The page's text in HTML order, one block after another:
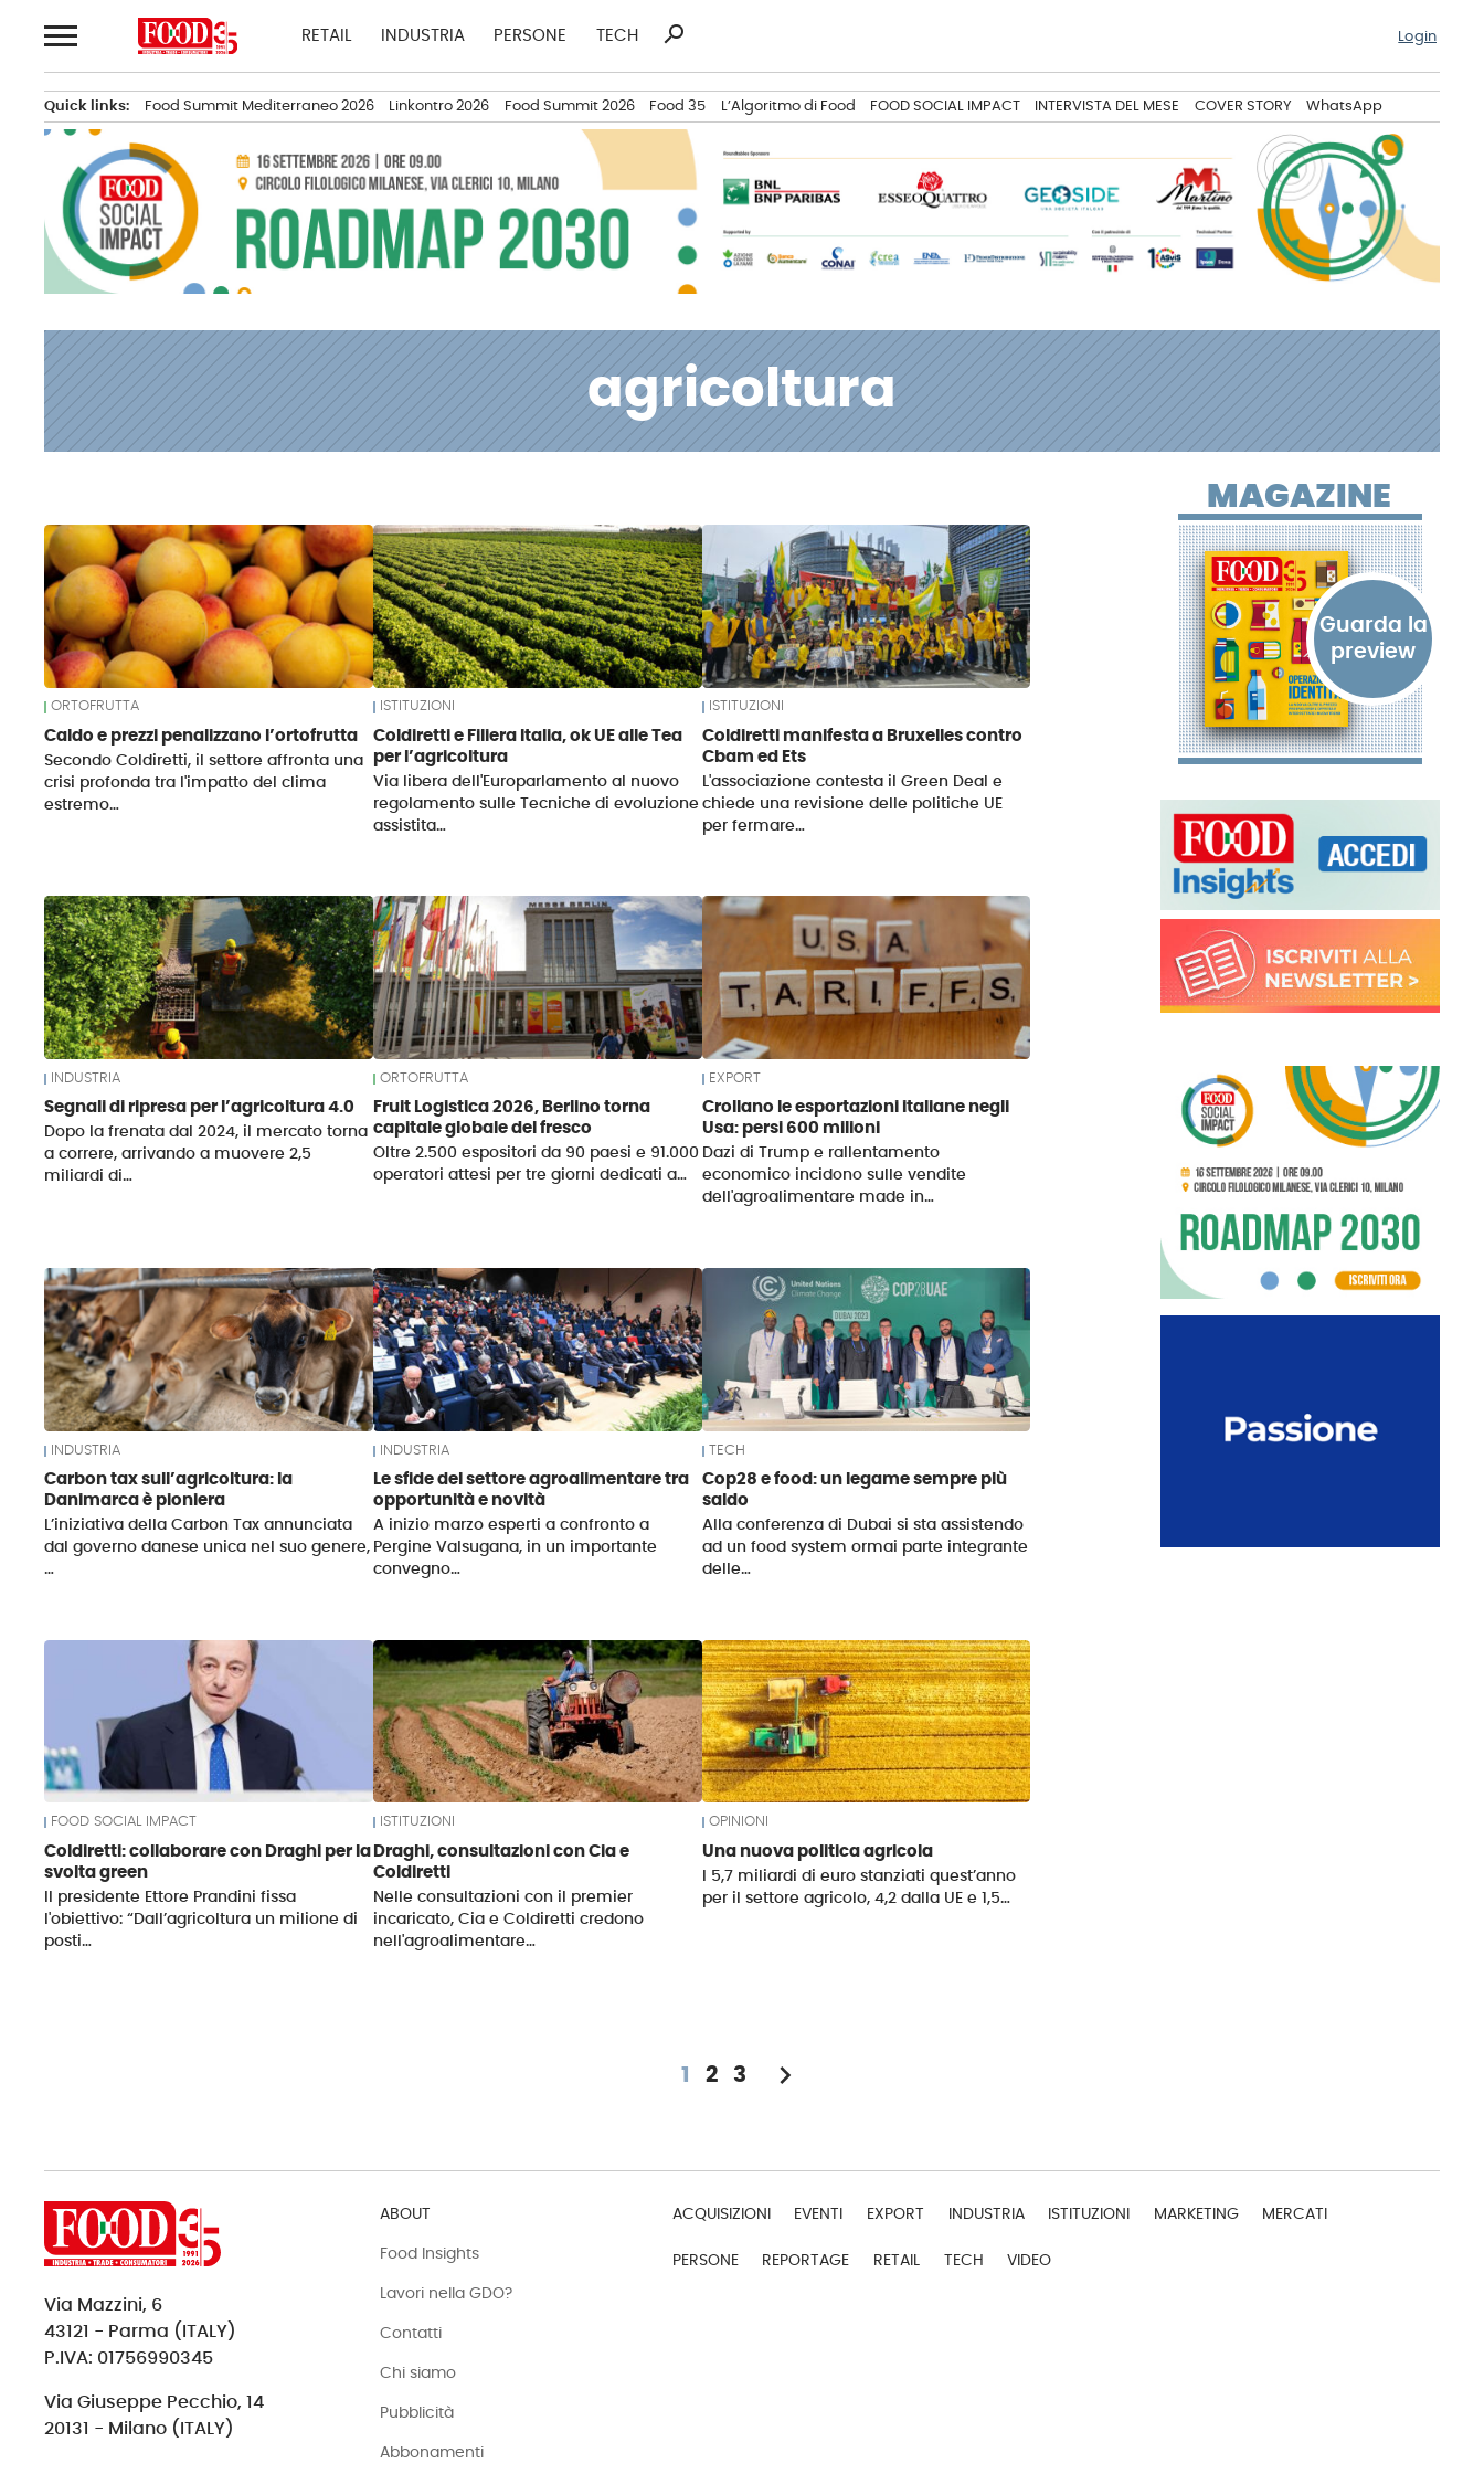
al
RETAIL INDUSTRIA PERSONE TECH
Ricerca
search Login
Quick links: Food Summit Mediterraneo 2026 Linkontro 2026 Food Summit 2026 Food 35 L’Algoritmo di Food FOOD SOCIAL IMPACT INTERVISTA DEL MESE COVER STORY WhatsApp
agricoltura
News
ORTOFRUTTA
Caldo e prezzi penalizzano l’ortofrutta
Secondo Coldiretti, il settore affronta una
crisi profonda tra l'impatto del clima
estremo…
ISTITUZIONI
Coldiretti e Filiera Italia, ok UE alle Tea
per l’agricoltura
Via libera dell'Europarlamento al nuovo
regolamento sulle Tecniche di evoluzione
assistita…
ISTITUZIONI
Coldiretti manifesta a Bruxelles contro
Cbam ed Ets
L'associazione contesta il Green Deal e
chiede una revisione delle politiche UE
per fermare…
INDUSTRIA
Segnali di ripresa per l’agricoltura 4.0
Dopo la frenata dal 2024, il mercato torna
a correre, arrivando a muovere 2,5
miliardi di…
ORTOFRUTTA
Fruit Logistica 2026, Berlino torna
capitale globale del fresco
Oltre 2.500 espositori da 90 paesi e 91.000
operatori attesi per tre giorni dedicati a…
EXPORT
Crollano le esportazioni italiane negli
Usa: persi 600 milioni
Dazi di Trump e rallentamento
economico incidono sulle vendite
dell'agroalimentare made in…
INDUSTRIA
Carbon tax sull’agricoltura: la
Danimarca è pioniera
L’iniziativa della Carbon Tax annunciata
dal governo danese unica nel suo genere,
…
INDUSTRIA
Le sfide del settore agroalimentare tra
opportunità e novità
A inizio marzo esperti a confronto a
Pergine Valsugana, in un importante
convegno…
TECH
Cop28 e food: un legame sempre più
saldo
Alla conferenza di Dubai si sta assistendo
ad un food system ormai parte integrante
delle…
FOOD SOCIAL IMPACT
Coldiretti: collaborare con Draghi per la
svolta green
Il presidente Ettore Prandini fissa
l'obiettivo: “Dall’agricoltura un milione di
posti…
ISTITUZIONI
Draghi, consultazioni con Cia e
Coldiretti
Nelle consultazioni con il premier
incaricato, Cia e Coldiretti credono
nell'agroalimentare…
OPINIONI
Una nuova politica agricola
I 5,7 miliardi di euro stanziati quest’anno
per il settore agricolo, 4,2 dalla UE e 1,5…
MAGAZINE
1 2 3 chevron_right
Via Mazzini, 6
43121 - Parma (ITALY)
P.IVA: 01756990345
Via Giuseppe Pecchio, 14
20131 - Milano (ITALY)
ABOUT
Food Insights
Lavori nella GDO?
Contatti
Chi siamo
Pubblicità
Abbonamenti
ACQUISIZIONI EVENTI EXPORT INDUSTRIA ISTITUZIONI MARKETING MERCATI
PERSONE REPORTAGE RETAIL TECH VIDEO